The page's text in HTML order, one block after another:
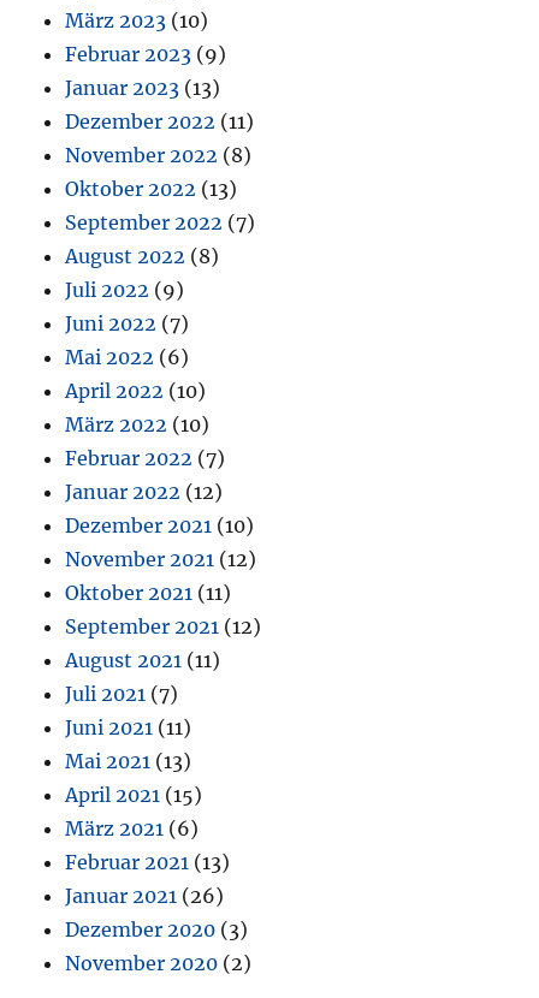
März 2023 (10)
Februar 2023 (9)
Januar 2023 (13)
Dezember 2022 (11)
November 2022 (8)
Oktober 2022 (13)
September 2022 (7)
August 2022 (8)
Juli 2022 (9)
Juni 2022 (7)
Mai 2022 (6)
April 2022 (10)
März 2022 (10)
Februar 2022 (7)
Januar 2022 (12)
Dezember 2021 (10)
November 2021 (12)
Oktober 2021 (11)
September 2021 (12)
August 2021 (11)
Juli 2021 (7)
Juni 2021 (11)
Mai 2021 (13)
April 2021 (15)
März 2021 (6)
Februar 2021 (13)
Januar 2021 (26)
Dezember 2020 (3)
November 2020 (2)